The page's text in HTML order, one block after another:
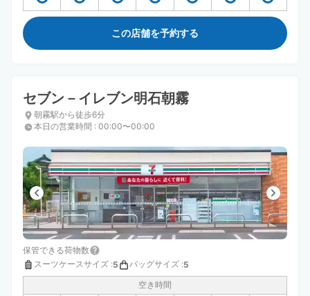
この店舗を予約する
セブン－イレブン明石朝霧
朝霧駅から徒歩6分
本日の営業時間 : 00:00〜00:00
保管できる荷物数
スーツケースサイズ :5 バッグサイズ :5
空き時間